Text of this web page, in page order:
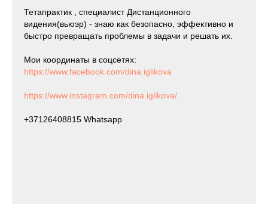
Тетапрактик , специалист Дистанционного
видения(вьюэр) - знаю как безопасно, эффективно и
быстро превращать проблемы в задачи и решать их.
Мои координаты в соцсетях:
https://www.facebook.com/dina.iglikova
https://www.instagram.com/dina.iglikova/
+37126408815 Whatsapp